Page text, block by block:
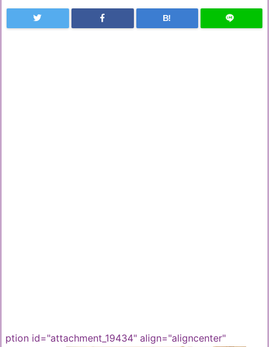
B!
ption id="attachment_19434" align="aligncenter"